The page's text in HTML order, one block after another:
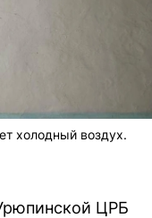
холодный воздух.
ЦРБ